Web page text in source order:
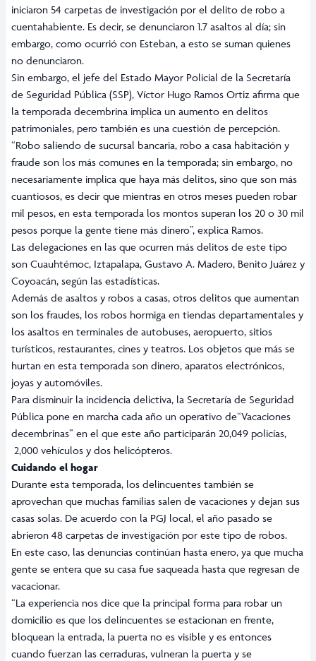
iniciaron 54 carpetas de investigación por el delito de robo a
cuentahabiente. Es decir, se denunciaron 1.7 asaltos al día; sin
embargo, como ocurrió con Esteban, a esto se suman quienes
no denunciaron.
Sin embargo, el jefe del Estado Mayor Policial de la Secretaría
de Seguridad Pública (SSP), Víctor Hugo Ramos Ortiz afirma que
la temporada decembrina implica un aumento en delitos
patrimoniales, pero también es una cuestión de percepción.
“Robo saliendo de sucursal bancaria, robo a casa habitación y
fraude son los más comunes en la temporada; sin embargo, no
necesariamente implica que haya más delitos, sino que son más
cuantiosos, es decir que mientras en otros meses pueden robar
mil pesos, en esta temporada los montos superan los 20 o 30 mil
pesos porque la gente tiene más dinero”, explica Ramos.
Las delegaciones en las que ocurren más delitos de este tipo
son Cuauhtémoc, Iztapalapa, Gustavo A. Madero, Benito Juárez y
Coyoacán, según las estadísticas.
Además de asaltos y robos a casas, otros delitos que aumentan
son los fraudes, los robos hormiga en tiendas departamentales y
los asaltos en terminales de autobuses, aeropuerto, sitios
turísticos, restaurantes, cines y teatros. Los objetos que más se
hurtan en esta temporada son dinero, aparatos electrónicos,
joyas y automóviles.
Para disminuir la incidencia delictiva, la Secretaría de Seguridad
Pública pone en marcha cada año un operativo de“Vacaciones
decembrinas” en el que este año participarán 20,049 policías,
2,000 vehículos y dos helicópteros.
Cuidando el hogar
Durante esta temporada, los delincuentes también se
aprovechan que muchas familias salen de vacaciones y dejan sus
casas solas. De acuerdo con la PGJ local, el año pasado se
abrieron 48 carpetas de investigación por este tipo de robos.
En este caso, las denuncias continúan hasta enero, ya que mucha
gente se entera que su casa fue saqueada hasta que regresan de
vacacionar.
“La experiencia nos dice que la principal forma para robar un
domicilio es que los delincuentes se estacionan en frente,
bloquean la entrada, la puerta no es visible y es entonces
cuando fuerzan las cerraduras, vulneran la puerta y se